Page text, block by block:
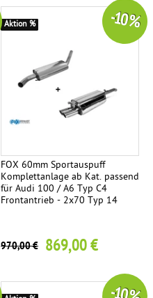
FOX 60mm Sportauspuff
Komplettanlage ab Kat. passend
für Audi 100 / A6 Typ C4
Frontantrieb - 2x70 Typ 14
970,00 € 869,00 €
-10 %
Aktion %